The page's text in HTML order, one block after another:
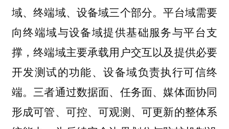
域、终端域、设备域三个部分。平台域需要
向终端域与设备域提供基础服务与平台支
撑，终端域主要承载用户交互以及提供必要
开发测试的功能、设备域负责执行可信终
端。三者通过数据面、任务面、媒体面协同
形成可管、可控、可观测、可更新的整体系